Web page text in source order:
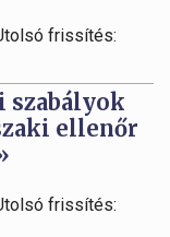
frissítés:
szabályok
ellenőr
frissítés: